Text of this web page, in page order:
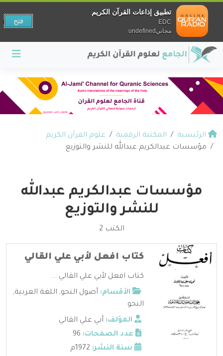
الرئيسية المكتبة الرقمية
علوم القرآن الكريم
مؤسسات عبدالكريم عبدالله للنشر والتوزيع
مؤسسات عبدالكريم عبدالله
للنشر والتوزيع
الكتب 2
كتاب افعل لأبي علي القالي
كتاب افعل لأبي علي القالي ...
الأقسام: أصول النحو, اللغة العربية,
النحو
المؤلف: أبي علي القالي
عدد الصفحات:
سنة النشر:
تطبيق إذاعات القرآن الكريم
EDC
مجانيundefined
فتح